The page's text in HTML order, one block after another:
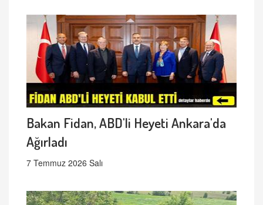
Bakan Fidan, ABD'li Heyeti Ankara'da
Ağırladı
7 Temmuz 2026 Salı